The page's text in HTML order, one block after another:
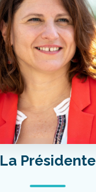
La Présidente